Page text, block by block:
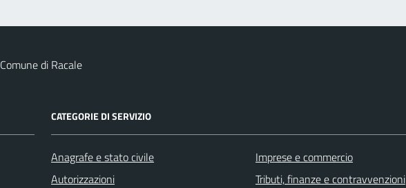
Comune di Racale
CATEGORIE DI SERVIZIO
Anagrafe e stato civile
Autorizzazioni
Imprese e commercio
Tributi, finanze e contravvenzioni